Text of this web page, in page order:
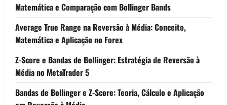
Matemática e Comparação com Bollinger Bands
Average True Range na Reversão à Média: Conceito,
Matemática e Aplicação no Forex
Z-Score e Bandas de Bollinger: Estratégia de Reversão à
Média no MetaTrader 5
Bandas de Bollinger e Z-Score: Teoria, Cálculo e Aplicação